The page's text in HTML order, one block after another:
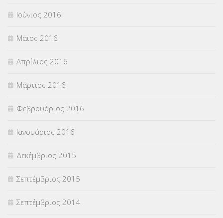
Ιούνιος 2016
Μάιος 2016
Απρίλιος 2016
Μάρτιος 2016
Φεβρουάριος 2016
Ιανουάριος 2016
Δεκέμβριος 2015
Σεπτέμβριος 2015
Σεπτέμβριος 2014